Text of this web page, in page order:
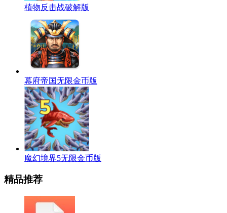
植物反击战破解版
幕府帝国无限金币版
魔幻境界5无限金币版
精品推荐